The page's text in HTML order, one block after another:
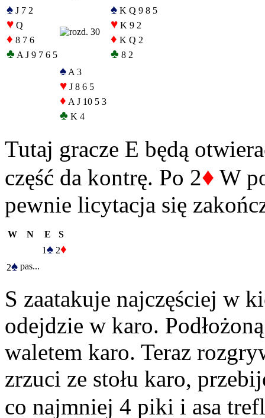
♠ J 7 2
♥ Q
♦ 8 7 6
♣ A J 9 7 6 5
♠ K Q 9 8 5
♥ K 9 2
♦ K Q 2
♣ 8 2
♠ A 3
♥ J 8 6 5
♦ A J 10 5 3
♣ K 4
Tutaj gracze E będą
część da kontrę. Po 2♦ W
pewnie licytacja się
W N E
S
1♠ 2♦
2♠ pas...
S zaatakuje najczęściej w
odejdzie w karo.
waletem karo. Teraz
zrzuci ze stołu karo,
co najmniej 4 piki i asa